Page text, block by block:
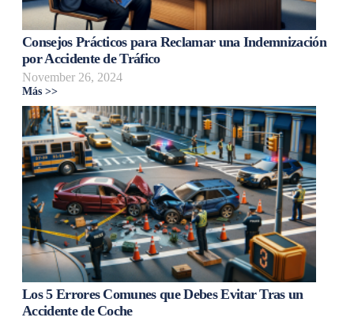
Consejos Prácticos para Reclamar una Indemnización
por Accidente de Tráfico
November 26, 2024
Más >>
Los 5 Errores Comunes que Debes Evitar Tras un
Accidente de Coche